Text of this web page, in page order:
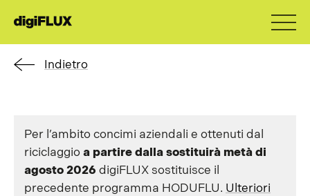
Indietro
Per l’ambito concimi aziendali e ottenuti dal
riciclaggio a partire dalla sostituirà metà di
agosto 2026 digiFLUX sostituisce il
precedente programma HODUFLU. Ulteriori